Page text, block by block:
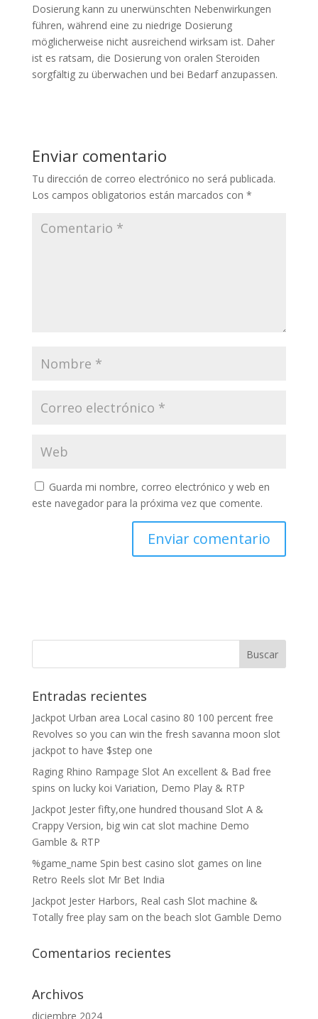
Dosierung kann zu unerwünschten Nebenwirkungen
führen, während eine zu niedrige Dosierung
möglicherweise nicht ausreichend wirksam ist. Daher
ist es ratsam, die Dosierung von oralen Steroiden
sorgfältig zu überwachen und bei Bedarf anzupassen.
Enviar comentario
Tu dirección de correo electrónico no será publicada.
Los campos obligatorios están marcados con *
Guarda mi nombre, correo electrónico y web en
este navegador para la próxima vez que comente.
Entradas recientes
Jackpot Urban area Local casino 80 100 percent free
Revolves so you can win the fresh savanna moon slot
jackpot to have $step one
Raging Rhino Rampage Slot An excellent & Bad free
spins on lucky koi Variation, Demo Play & RTP
Jackpot Jester fifty,one hundred thousand Slot A &
Crappy Version, big win cat slot machine Demo
Gamble & RTP
%game_name Spin best casino slot games on line
Retro Reels slot Mr Bet India
Jackpot Jester Harbors, Real cash Slot machine &
Totally free play sam on the beach slot Gamble Demo
Comentarios recientes
Archivos
diciembre 2024